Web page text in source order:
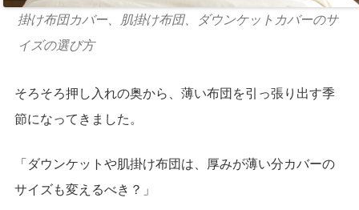
掛け布団カバー、肌掛け布団、ダウンケットカバーのサ
イズの選び方
そろそろ押し入れの奥から、薄い布団を引っ張り出す季
節になってきました。
「ダウンケットや肌掛け布団は、厚みが薄い分カバーの
サイズも変えるべき？」